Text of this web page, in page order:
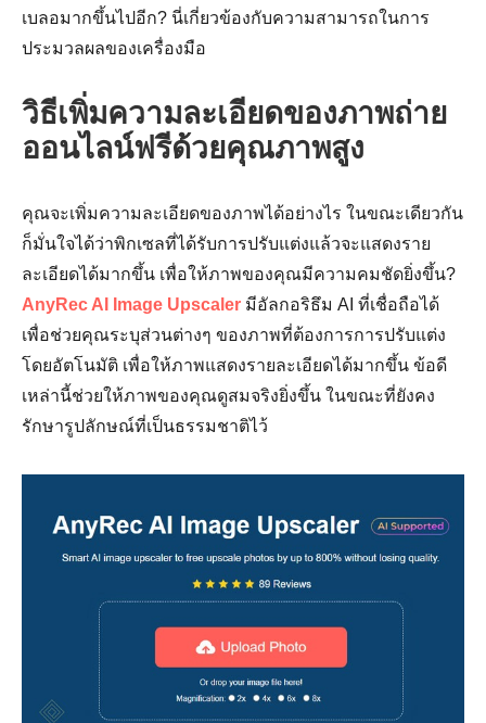
เบลอมากขึ้นไปอีก? นี่เกี่ยวข้องกับความสามารถในการ
ประมวลผลของเครื่องมือ
วิธีเพิ่มความละเอียดของภาพถ่าย
ออนไลน์ฟรีด้วยคุณภาพสูง
คุณจะเพิ่มความละเอียดของภาพได้อย่างไร ในขณะเดียวกัน
ก็มั่นใจได้ว่าพิกเซลที่ได้รับการปรับแต่งแล้วจะแสดงราย
ละเอียดได้มากขึ้น เพื่อให้ภาพของคุณมีความคมชัดยิ่งขึ้น?
AnyRec AI Image Upscaler มีอัลกอริธึม AI ที่เชื่อถือได้
เพื่อช่วยคุณระบุส่วนต่างๆ ของภาพที่ต้องการการปรับแต่ง
โดยอัตโนมัติ เพื่อให้ภาพแสดงรายละเอียดได้มากขึ้น ข้อดี
เหล่านี้ช่วยให้ภาพของคุณดูสมจริงยิ่งขึ้น ในขณะที่ยังคง
รักษารูปลักษณ์ที่เป็นธรรมชาติไว้